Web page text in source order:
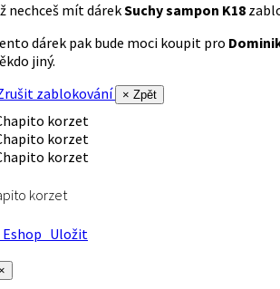
nechceš mít dárekSuchy sampon K18
dárek pak bude moci koupit pro
jiný.
zablokování
× Zpět
korzet
Uložit